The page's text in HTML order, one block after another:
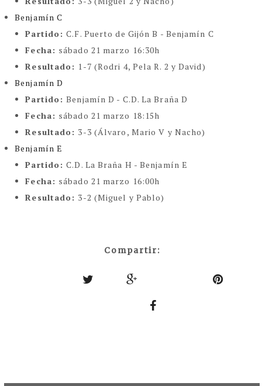
Benjamín C
Partido:C.F. Puerto de Gijón B - Benjamín C
Fecha: sábado 21 marzo 16:30h
Resultado: 1-7 (Rodri 4, Pela R. 2 y David)
Benjamín D
Partido:Benjamín D - C.D. La Braña D
Fecha: sábado 21 marzo 18:15h
Resultado: 3-3 (Álvaro, Mario V y Nacho)
Benjamín E
Partido:C.D. La Braña H - Benjamín E
Fecha: sábado 21 marzo 16:00h
Resultado: 3-2 (Miguel y Pablo)
Compartir: